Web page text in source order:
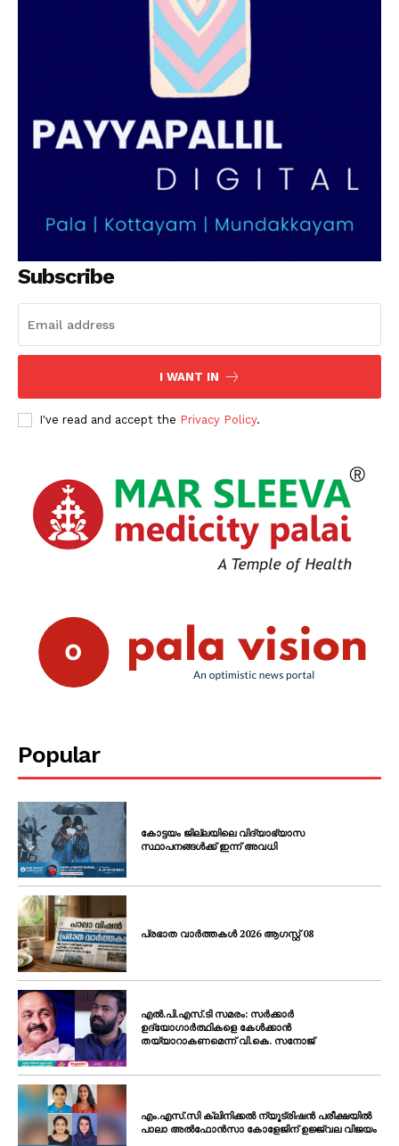
Subscribe
I WANT IN
I've read and accept the Privacy Policy.
Popular
കോട്ടയം ജില്ലയിലെ വിദ്യാഭ്യാസ
സ്ഥാപനങ്ങൾക്ക് ഇന്ന് അവധി
പ്രഭാത വാർത്തകൾ 2026 ആഗസ്റ്റ് 08
എൽ.പി.എസ്.ടി സമരം: സർക്കാർ
ഉദ്യോഗാർത്ഥികളെ കേൾക്കാൻ
തയ്യാറാകണമെന്ന് വി.കെ. സനോജ്
എം.എസ്.സി ക്ലിനിക്കൽ ന്യൂട്രിഷൻ പരീക്ഷയിൽ
പാലാ അൽഫോൻസാ കോളേജിന് ഉജ്ജ്വല വിജയം